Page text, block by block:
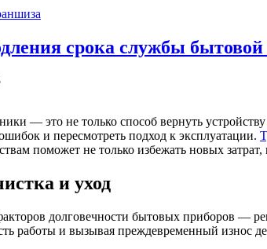
срока службы бытовой
— это не только способ вернуть
и пересмотреть подход к эксплуатации.
поможет не только избежать новых
и уход
долговечности бытовых приборов —
работы и вызывая преждевременный износ